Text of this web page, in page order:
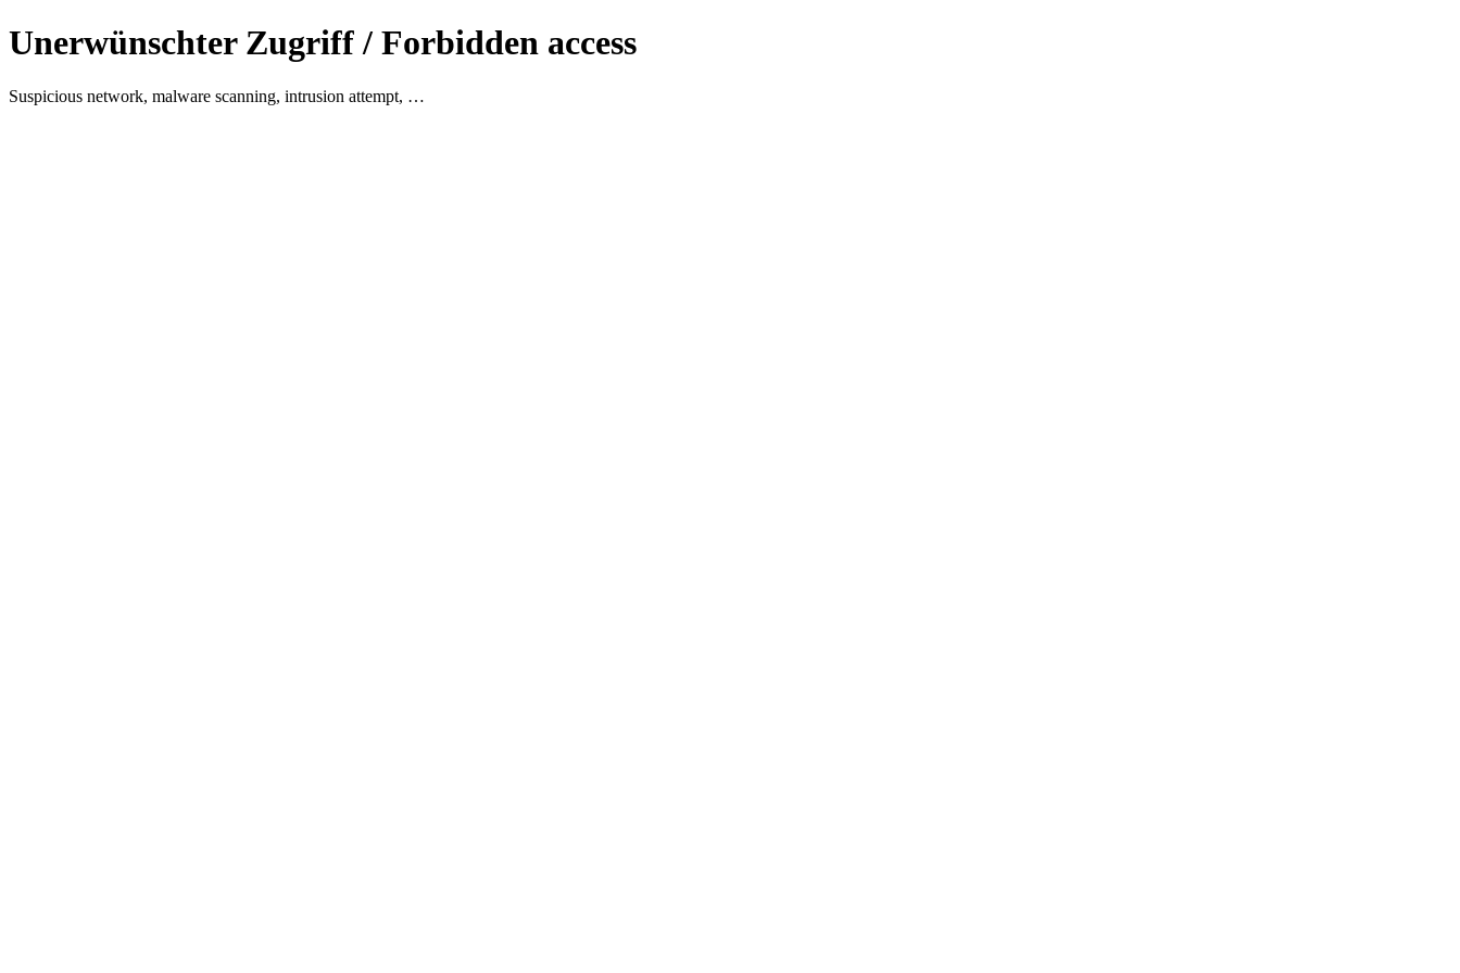
Unerwünschter Zugriff / Forbidden access
Suspicious network, malware scanning, intrusion attempt, …